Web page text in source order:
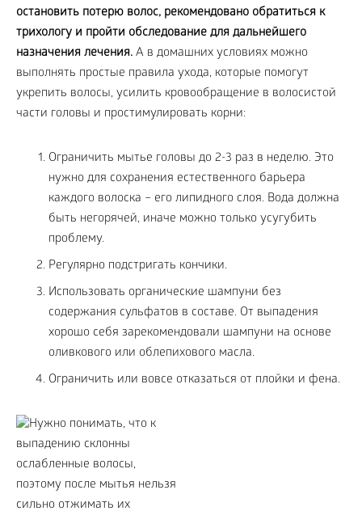
остановить потерю волос, рекомендовано обратиться к
трихологу и пройти обследование для дальнейшего
назначения лечения. А в домашних условиях можно
выполнять простые правила ухода, которые помогут
укрепить волосы, усилить кровообращение в волосистой
части головы и простимулировать корни:
Ограничить мытье головы до 2-3 раз в неделю. Это
нужно для сохранения естественного барьера
каждого волоска – его липидного слоя. Вода должна
быть негорячей, иначе можно только усугубить
проблему.
Регулярно подстригать кончики.
Использовать органические шампуни без
содержания сульфатов в составе. От выпадения
хорошо себя зарекомендовали шампуни на основе
оливкового или облепихового масла.
Ограничить или вовсе отказаться от плойки и фена.